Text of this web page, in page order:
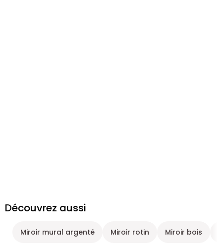
Découvrez aussi
Miroir mural argenté Miroir rotin Miroir bois